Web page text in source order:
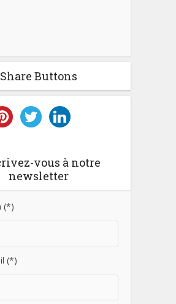
Share Buttons
vous à notre
newsletter
(*)
(*)